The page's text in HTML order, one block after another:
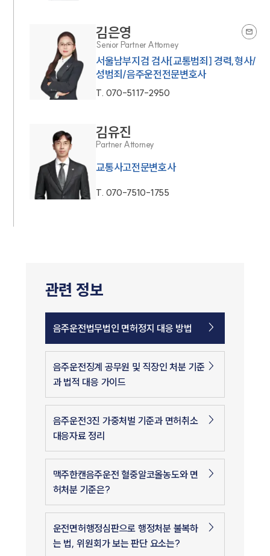
김은영
Senior Partner Attorney
서울남부지검 검사[교통범죄] 경력,형사/
성범죄/음주운전전문변호사
T. 070-5117-2950
김유진
Partner Attorney
교통사고전문변호사
T. 070-7510-1755
관련 정보
음주운전법무법인 면허정지 대응 방법
음주운전징계 공무원 및 직장인 처분 기준
과 법적 대응 가이드
음주운전3진 가중처벌 기준과 면허취소
대응자료 정리
맥주한캔음주운전 혈중알코올농도와 면
허처분 기준은?
운전면허행정심판으로 행정처분 불복하
는 법, 위원회가 보는 판단 요소는?